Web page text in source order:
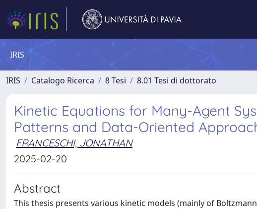
IRIS
IRIS Catalogo Ricerca 8 Tesi 8.01 Tesi di dottorato
Kinetic Equations for Many-Agent
Patterns and Data-Oriented
FRANCESCHI, JONATHAN
2025-02-20
Abstract
This thesis presents various kinetic models (mainly of